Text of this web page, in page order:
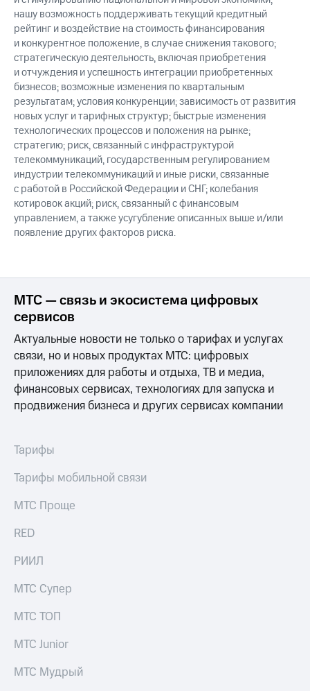
нашу возможность поддерживать текущий кредитный
рейтинг и воздействие на стоимость финансирования
и конкурентное положение, в случае снижения такового;
стратегическую деятельность, включая приобретения
и отчуждения и успешность интеграции приобретенных
бизнесов; возможные изменения по квартальным
результатам; условия конкуренции; зависимость от развития
новых услуг и тарифных структур; быстрые изменения
технологических процессов и положения на рынке;
стратегию; риск, связанный с инфраструктурой
телекоммуникаций, государственным регулированием
индустрии телекоммуникаций и иные риски, связанные
с работой в Российской Федерации и СНГ; колебания
котировок акций; риск, связанный с финансовым
управлением, а также усугубление описанных выше и/или
появление других факторов риска.
МТС — связь и экосистема цифровых
сервисов
Актуальные новости не только о тарифах и услугах
связи, но и новых продуктах МТС: цифровых
приложениях для работы и отдыха, ТВ и медиа,
финансовых сервисах, технологиях для запуска и
продвижения бизнеса и других сервисах компании
Тарифы
Тарифы мобильной связи
МТС Проще
RED
РИИЛ
МТС Супер
МТС ТОП
МТС Junior
МТС Мудрый